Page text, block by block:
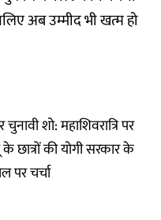
अब उम्मीद भी खत्म हो
शो: महाशिवरात्रि पर
छात्रों की योगी सरकार के
पर चर्चा